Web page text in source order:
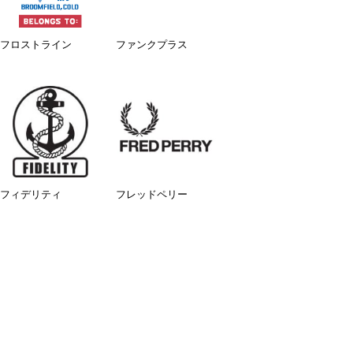
フロストライン ファンクプラス
フィデリティ フレッドペリー